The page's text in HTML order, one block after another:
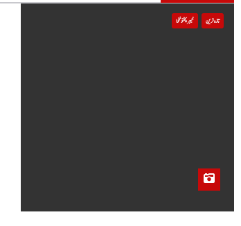
تازہ ترین خیبر پختونخوا